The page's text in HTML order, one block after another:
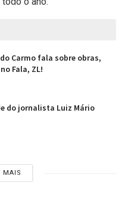
Carmo fala sobre obras,
Fala, ZL!
do jornalista Luiz Mário
MAIS